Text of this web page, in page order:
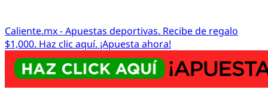
Caliente.mx - Apuestas deportivas. Recibe de regalo
$1,000. Haz clic aquí. ¡Apuesta ahora!